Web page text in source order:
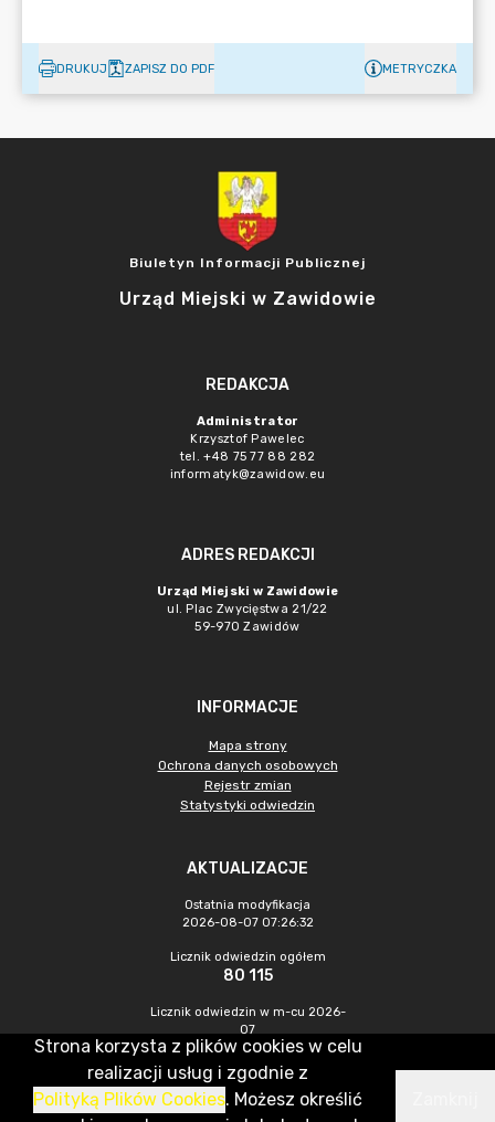
DRUKUJ ZAPISZ DO PDF METRYCZKA
Biuletyn Informacji Publicznej
Urząd Miejski w Zawidowie
REDAKCJA
Administrator
Krzysztof Pawelec
tel. +48 75 77 88 282
informatyk@zawidow.eu
ADRES REDAKCJI
Urząd Miejski w Zawidowie
ul. Plac Zwycięstwa 21/22
59-970 Zawidów
INFORMACJE
Mapa strony
Ochrona danych osobowych
Rejestr zmian
Statystyki odwiedzin
AKTUALIZACJE
Ostatnia modyfikacja
2026-08-07 07:26:32
Licznik odwiedzin ogółem
80 115
Licznik odwiedzin w m-cu 2026-
07
233
CMS & Hosting: Nefeni Sp. z o.o.
Strona korzysta z plików cookies w celu
realizacji usług i zgodnie z
Polityką Plików Cookies. Możesz określić